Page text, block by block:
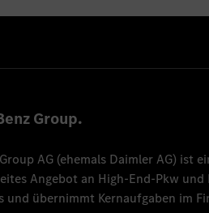
Group.
AG (ehemals Daimler AG) ist
Angebot an High-End-Pkw
und übernimmt Kernaufgaben im